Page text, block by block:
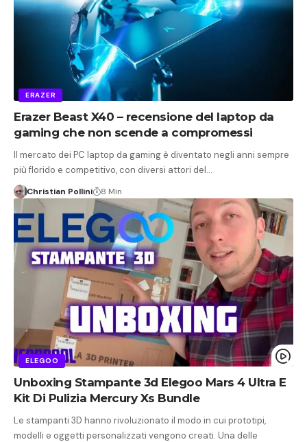
ERAZER
Erazer Beast X40 – recensione del laptop da
gaming che non scende a compromessi
Il mercato dei PC laptop da gaming è diventato negli anni sempre
più florido e competitivo, con diversi attori del…
Christian Pollini 8 Min
ELEGOO
Unboxing Stampante 3d Elegoo Mars 4 Ultra E
Kit Di Pulizia Mercury Xs Bundle
Le stampanti 3D hanno rivoluzionato il modo in cui prototipi,
modelli e oggetti personalizzati vengono creati. Una delle